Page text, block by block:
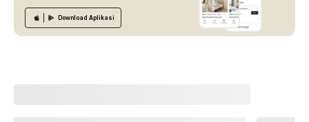
Download Aplikasi